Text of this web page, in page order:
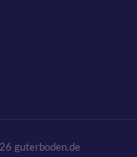
guterboden.de